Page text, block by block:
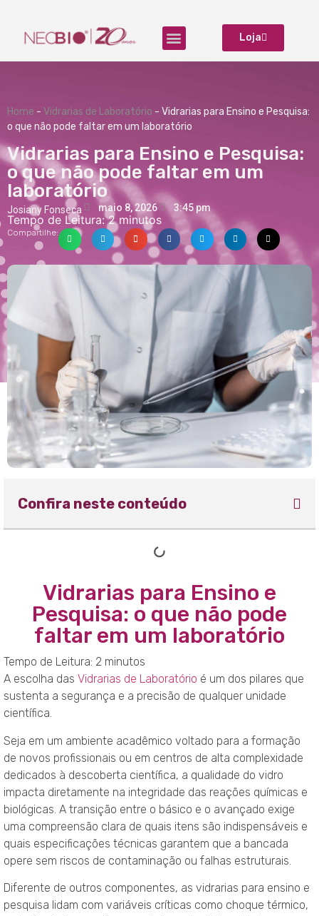
Loja
Home - Vidrarias de Laboratório - Vidrarias para Ensino e Pesquisa:
o que não pode faltar em um laboratório
Vidrarias para Ensino e Pesquisa:
o que não pode faltar em um
laboratório
Josiany Fonseca maio 8, 2026 3:45 pm
Tempo de Leitura: 2 minutos
Compartilhe:
Confira neste conteúdo
Vidrarias para Ensino e
Pesquisa: o que não pode
faltar em um laboratório
Tempo de Leitura: 2 minutos
A escolha das Vidrarias de Laboratório é um dos pilares que
sustenta a segurança e a precisão de qualquer unidade
científica.
Seja em um ambiente acadêmico voltado para a formação
de novos profissionais ou em centros de alta complexidade
dedicados à descoberta científica, a qualidade do vidro
impacta diretamente na integridade das reações químicas e
biológicas. A transição entre o básico e o avançado exige
uma compreensão clara de quais itens são indispensáveis e
quais especificações técnicas garantem que a bancada
opere sem riscos de contaminação ou falhas estruturais.
Diferente de outros componentes, as vidrarias para ensino e
pesquisa lidam com variáveis críticas como choque térmico,